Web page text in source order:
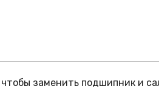
заменить подшипник и